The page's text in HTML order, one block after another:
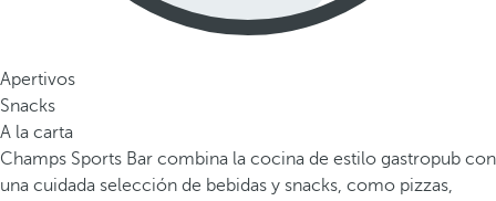
Apertivos
Snacks
A la carta
Champs Sports Bar combina la cocina de estilo gastropub con
una cuidada selección de bebidas y snacks, como pizzas,